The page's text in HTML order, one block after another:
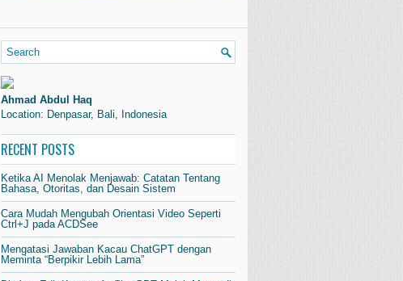
Ahmad Abdul Haq
Location: Denpasar, Bali, Indonesia
RECENT POSTS
Ketika AI Menolak Menjawab: Catatan Tentang
Bahasa, Otoritas, dan Desain Sistem
Cara Mudah Mengubah Orientasi Video Seperti
Ctrl+J pada ACDSee
Mengatasi Jawaban Kacau ChatGPT dengan
Meminta “Berpikir Lebih Lama”